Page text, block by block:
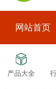
网站首页
产品大全